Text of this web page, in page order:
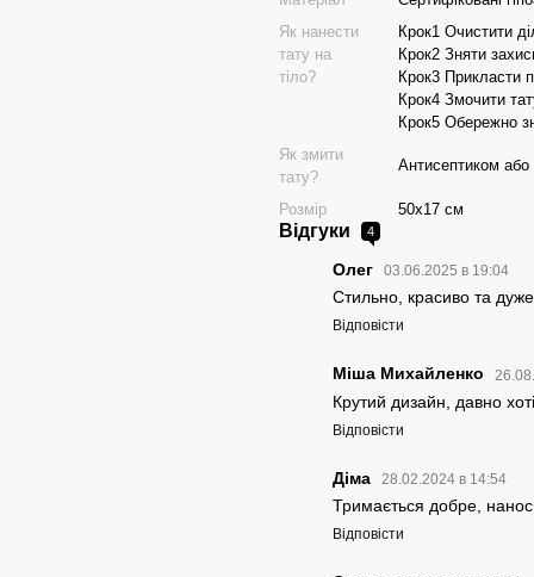
Як нанести
тату на
тіло?
Крок1 Очистити
Крок2 Зняти
Крок3 Прикласти
Крок4 Змочити
Крок5 Обережно
Як змити
тату?
Антисептиком
Розмір 50х17 см
Відгуки 4
Олег 03.06.2025 в 19:04
Стильно, красиво та
Відповісти
Міша Михайленко
Крутий дизайн, давно
Відповісти
Діма 28.02.2024 в 14:54
Тримається добре,
Відповісти